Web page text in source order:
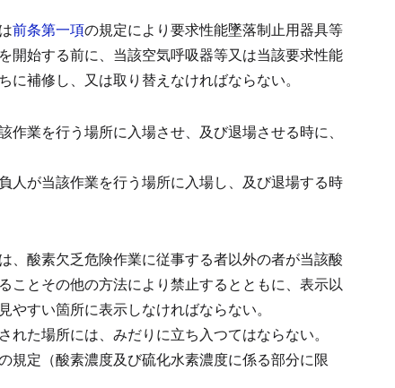
前条第一項の規定により要求性能墜落制止用器具等
開始する前に、当該空気呼吸器等又は当該要求性能
補修し、又は取り替えなければならない。
業を行う場所に入場させ、及び退場させる時に、
人が当該作業を行う場所に入場し、及び退場する時
、酸素欠乏危険作業に従事する者以外の者が当該酸
ことその他の方法により禁止するとともに、表示以
すい箇所に表示しなければならない。
れた場所には、みだりに立ち入つてはならない。
規定（酸素濃度及び硫化水素濃度に係る部分に限